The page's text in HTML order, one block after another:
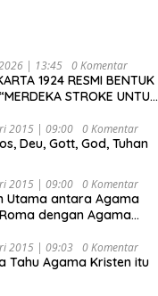
| 13:45 0 Komentar
1924 RESMI BENTUK
STROKE UNTUK
2015 | 09:00 0 Komentar
Deu, Gott, God, Tuhan
2015 | 09:00 0 Komentar
Utama antara Agama
dengan Agama
2015 | 09:03 0 Komentar
Tahu Agama Kristen itu